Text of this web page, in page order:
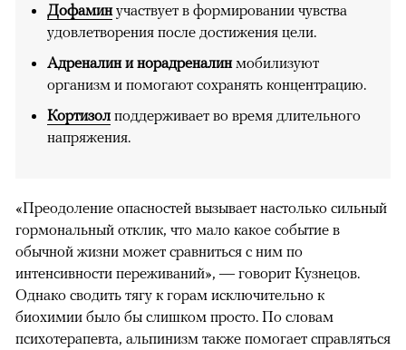
Дофаминучаствует в формировании чувства
удовлетворения после достижения цели.
Адреналин и норадреналинмобилизуют
организм и помогают сохранять концентрацию.
Кортизол поддерживает во время длительного
напряжения.
«Преодоление опасностей вызывает настолько сильный
гормональный отклик, что мало какое событие в
обычной жизни может сравниться с ним по
интенсивности переживаний», — говорит Кузнецов.
Однако сводить тягу к горам исключительно к
биохимии было бы слишком просто. По словам
психотерапевта, альпинизм также помогает справляться